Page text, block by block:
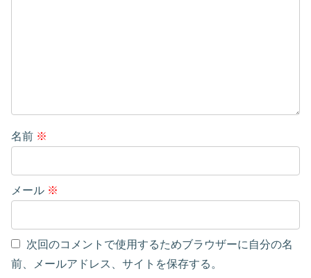
名前 ※
メール ※
次回のコメントで使用するためブラウザーに自分の名
前、メールアドレス、サイトを保存する。